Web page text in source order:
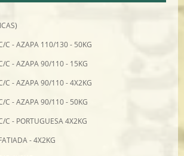
C - AZAPA 110/130 - 50KG
C - AZAPA 90/110 - 15KG
C - AZAPA 90/110 - 4X2KG
C - AZAPA 90/110 - 50KG
C - PORTUGUESA 4X2KG
- 4X2KG